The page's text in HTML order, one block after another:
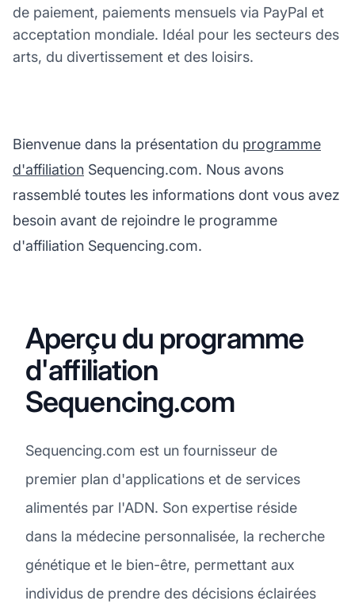
de paiement, paiements mensuels via PayPal et
acceptation mondiale. Idéal pour les secteurs des
arts, du divertissement et des loisirs.
Bienvenue dans la présentation du programme
d'affiliation Sequencing.com. Nous avons
rassemblé toutes les informations dont vous avez
besoin avant de rejoindre le programme
d'affiliation Sequencing.com.
Aperçu du programme
d'affiliation
Sequencing.com
Sequencing.com est un fournisseur de
premier plan d'applications et de services
alimentés par l'ADN. Son expertise réside
dans la médecine personnalisée, la recherche
génétique et le bien-être, permettant aux
individus de prendre des décisions éclairées